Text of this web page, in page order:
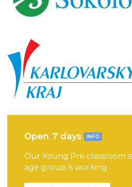
Open 7 days INFO
Our Young Pre classroom
age group is working